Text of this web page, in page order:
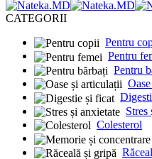
CATEGORII
Pentru
Pentru
Pentru
Stres
Colesterol